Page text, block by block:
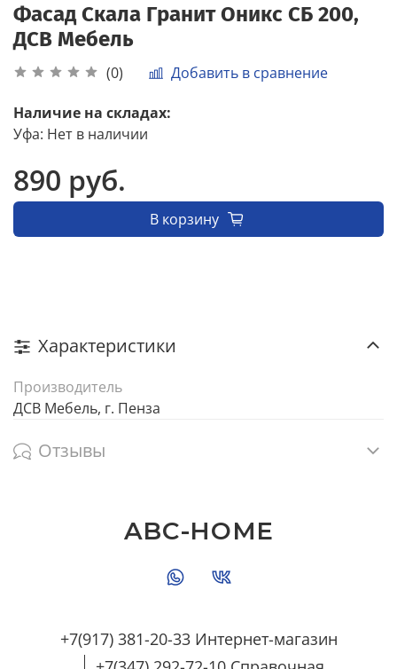
Фасад Скала Гранит Оникс СБ 200,
ДСВ Мебель
(0) Добавить в сравнение
Наличие на складах:
Уфа: Нет в наличии
890 руб.
В корзину
Характеристики
Производитель
ДСВ Мебель, г. Пенза
Отзывы
+7(917) 381-20-33 Интернет-магазин
ABC-HOME